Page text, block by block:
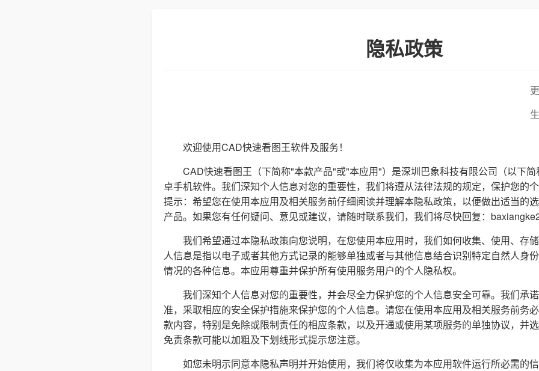
隐私政策
欢迎使用CAD快速看图王软件及服务！
CAD快速看图王（下简称"本款产品"或"本应用"）是深圳巴象科技有限公司（以下
卓手机软件。我们深知个人信息对您的重要性，我们将遵从法律法规的规定，保护您的
提示：希望您在使用本应用及相关服务前仔细阅读并理解本隐私政策，以便做出适当的
产品。如果您有任何疑问、意见或建议，请随时联系我们，我们将尽快回复：
我们希望通过本隐私政策向您说明，在您使用本应用时，我们如何收集、使用、存
人信息是指以电子或者其他方式记录的能够单独或者与其他信息结合识别特定自然人身
情况的各种信息。本应用尊重并保护所有使用服务用户的个人隐私权。
我们深知个人信息对您的重要性，并会尽全力保护您的个人信息安全可靠。我们承
准，采取相应的安全保护措施来保护您的个人信息。请您在使用本应用及相关服务前务
款内容，特别是免除或限制责任的相应条款，以及开通或使用某项服务的单独协议，并
免责条款可能以加粗及下划线形式提示您注意。
如您未明示同意本隐私声明并开始使用，我们将仅收集为本应用软件运行所必需的